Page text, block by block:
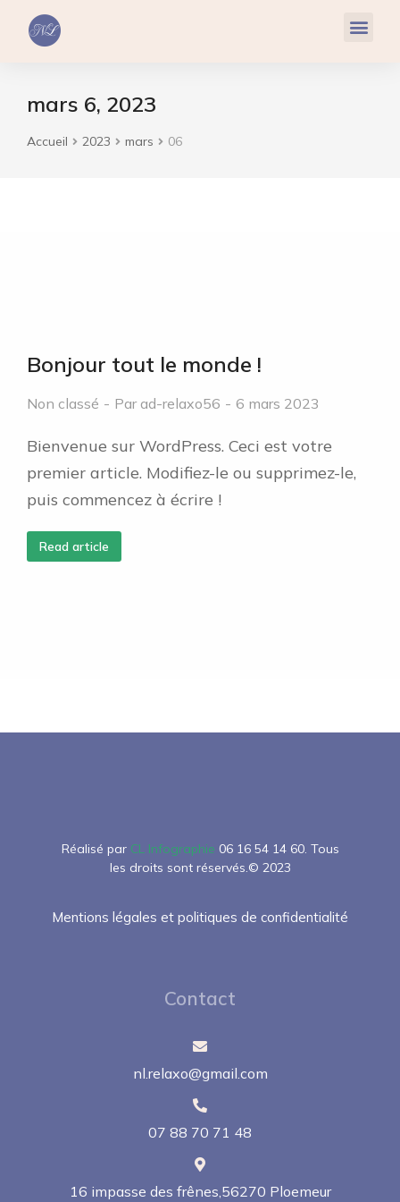
mars 6, 2023
Vous êtes ici :
Accueil 2023 mars 06
Bonjour tout le monde !
Non classé Par ad-relaxo56 6 mars 2023
Bienvenue sur WordPress. Ceci est votre
premier article. Modifiez-le ou supprimez-le,
puis commencez à écrire !
Read article
Réalisé par CL Infographie 06 16 54 14 60. Tous
les droits sont réservés.© 2023
Mentions légales et politiques de confidentialité
Contact
nl.relaxo@gmail.com
07 88 70 71 48
16 impasse des frênes,56270 Ploemeur